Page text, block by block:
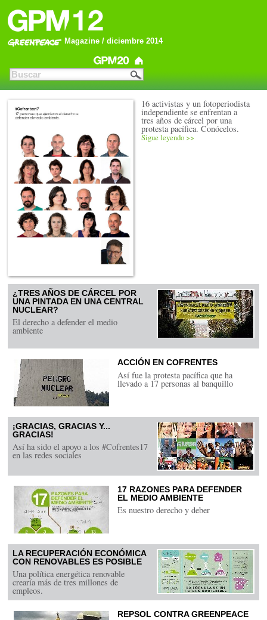
Magazine / diciembre 2014
16 activistas y un fotoperiodista
independiente se enfrentan a
tres años de cárcel por una
protesta pacífica. Conócelos.
Sigue leyendo >>
¿TRES AÑOS DE CÁRCEL POR
UNA PINTADA EN UNA CENTRAL
NUCLEAR?
El derecho a defender el medio
ambiente
ACCIÓN EN COFRENTES
Así fue la protesta pacífica que ha
llevado a 17 personas al banquillo
¡GRACIAS, GRACIAS Y...
GRACIAS!
Así ha sido el apoyo a los #Cofrentes17
en las redes sociales
17 RAZONES PARA DEFENDER
EL MEDIO AMBIENTE
Es nuestro derecho y deber
LA RECUPERACIÓN ECONÓMICA
CON RENOVABLES ES POSIBLE
Una política energética renovable
crearía más de tres millones de
empleos.
REPSOL CONTRA GREENPEACE